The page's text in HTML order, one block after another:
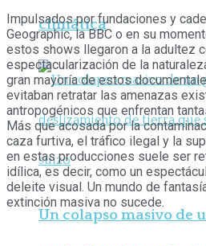
climática
Un colapso masivo de
Impulsados por fundaciones y
Geographic, la BBC o en su
estos shows llegaron a la adultez
espectacularización de la
gran mayoría de estos
evitaban retratar las amenazas
antropogénicos que enfrentan
Más que acosada por la
caza furtiva, el tráfico ilegal y la
en estas producciones suele ser
idílica, es decir, como un
deleite visual. Un mundo de
extinción masiva no sucede.